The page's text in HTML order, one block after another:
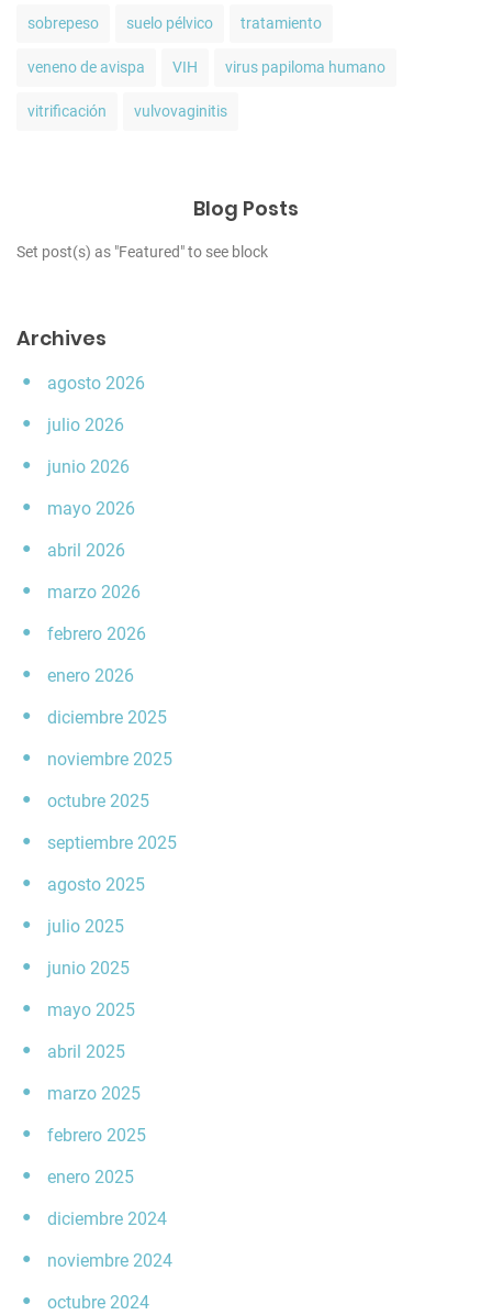
sobrepeso suelo pélvico tratamiento
veneno de avispa VIH virus papiloma humano
vitrificación vulvovaginitis
Blog Posts
Set post(s) as "Featured" to see block
Archives
agosto 2026
julio 2026
junio 2026
mayo 2026
abril 2026
marzo 2026
febrero 2026
enero 2026
diciembre 2025
noviembre 2025
octubre 2025
septiembre 2025
agosto 2025
julio 2025
junio 2025
mayo 2025
abril 2025
marzo 2025
febrero 2025
enero 2025
diciembre 2024
noviembre 2024
octubre 2024